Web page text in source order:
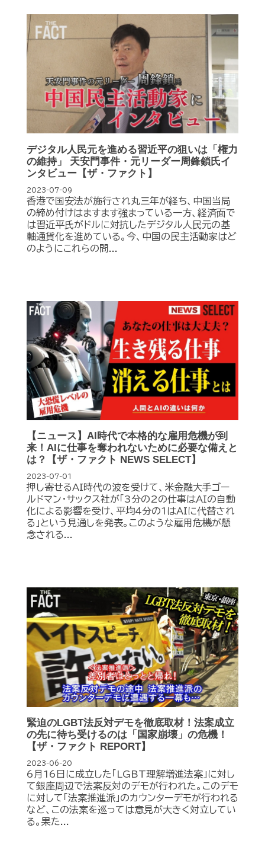
デジタル人民元を進める習近平の狙いは「権力
の維持」 天安門事件・元リーダー周鋒鎖氏イ
ンタビュー【ザ・ファクト】
2023-07-09
香港で国安法が施行され丸三年が経ち、中国当局
の締め付けはますます強まっている一方、経済面で
は習近平氏がドルに対抗したデジタル人民元の基
軸通貨化を進めている。今、中国の民主活動家はど
のようにこれらの問...
【ニュース】AI時代で本格的な雇用危機が到
来！AIに仕事を奪われないために必要な備えと
は？【ザ・ファクト NEWS SELECT】
2023-07-01
押し寄せるAI時代の波を受けて、米金融大手ゴー
ルドマン・サックス社が「3分の2の仕事はAIの自動
化による影響を受け、平均4分の1はAIに代替され
る」という見通しを発表。このような雇用危機が懸
念される...
緊迫のLGBT法反対デモを徹底取材！法案成立
の先に待ち受けるのは「国家崩壊」の危機！
【ザ・ファクト REPORT】
2023-06-20
6月16日に成立した「LGBT理解増進法案」に対し
て銀座周辺で法案反対のデモが行われた。このデモ
に対して「法案推進派」のカウンターデモが行われる
など、この法案を巡っては意見が大きく対立してい
る。果た...